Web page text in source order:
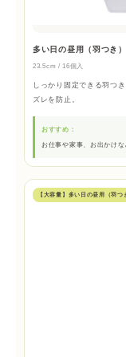
多い日の昼用（羽つき）
23.5cm / 16個入
しっかり固定できる羽つ
ズレを防止。
おすすめ：
お仕事や家事、お出かけ
【大容量】多い日の昼用（羽つ